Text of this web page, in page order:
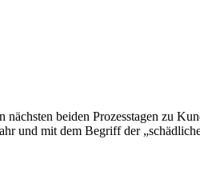
beiden Prozesstagen zu
und mit dem Begriff der